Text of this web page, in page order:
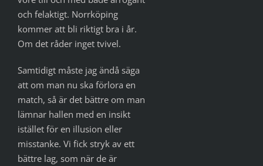
och felaktigt. Norrköping
kommer att bli riktigt bra i år.
Om det råder inget tvivel.
Samtidigt måste jag ändå säga
att om man nu ska förlora en
match, så är det bättre om man
lämnar hallen med en insikt
istället för en illusion eller
misstanke. Vi fick stryk av ett
bättre lag, som när de är